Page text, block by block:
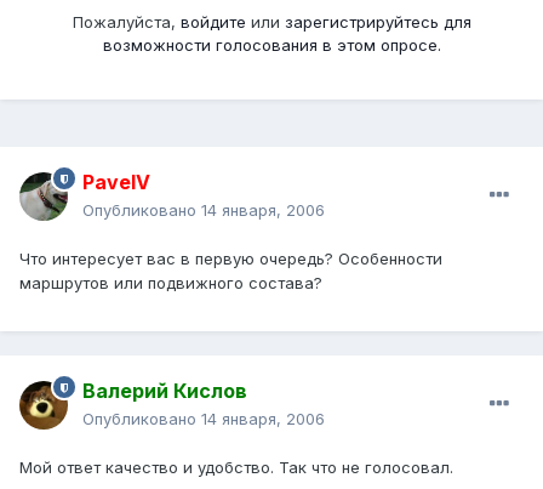
Пожалуйста, войдите или зарегистрируйтесь для
возможности голосования в этом опросе.
PavelV
Опубликовано 14 января, 2006
Что интересует вас в первую очередь? Особенности
маршрутов или подвижного состава?
Валерий Кислов
Опубликовано 14 января, 2006
Мой ответ качество и удобство. Так что не голосовал.